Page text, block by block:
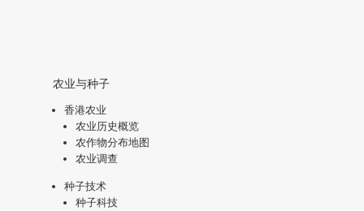
农业与种子
香港农业
农业历史概览
农作物分布地图
农业调查
种子技术
种子科技